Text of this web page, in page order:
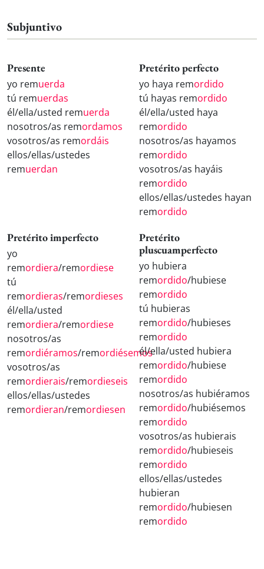
Subjuntivo
Presente
yo remuerda
tú remuerdas
él/ella/usted remuerda
nosotros/as remordamos
vosotros/as remordáis
ellos/ellas/ustedes
remuerdan
Pretérito perfecto
yo haya remordido
tú hayas remordido
él/ella/usted haya
remordido
nosotros/as hayamos
remordido
vosotros/as hayáis
remordido
ellos/ellas/ustedes hayan
remordido
Pretérito imperfecto
yo
remordiera/remordiese
tú
remordieras/remordieses
él/ella/usted
remordiera/remordiese
nosotros/as
remordiéramos/remordiésemos
vosotros/as
remordierais/remordieseis
ellos/ellas/ustedes
remordieran/remordiesen
Pretérito
pluscuamperfecto
yo hubiera
remordido/hubiese
remordido
tú hubieras
remordido/hubieses
remordido
él/ella/usted hubiera
remordido/hubiese
remordido
nosotros/as hubiéramos
remordido/hubiésemos
remordido
vosotros/as hubierais
remordido/hubieseis
remordido
ellos/ellas/ustedes
hubieran
remordido/hubiesen
remordido